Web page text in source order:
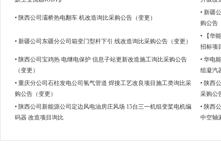
• 陕西公司灞桥热电翻车 机改造询比采购公告（变更）
• 新疆
购公告
• 新疆公司东疆分公司箱变门型杆下引 线改造询比采购公告（变更）
• 【华
招标项
• 陕西公司宝鸡热 电继电保护 信息子站更新改造施工询比采购公告
（变更）
• 华电
组凝汽
• 重庆分公司石柱发电公司氢气管道 焊接工艺改良项目施工类询比采
购公告（变更）
• 陕西
采购公
• 陕西公司新能源公司定边风电油房庄风场 15台三一机组变桨电机编
码器 改造项目询比
• 陕西
中空轴